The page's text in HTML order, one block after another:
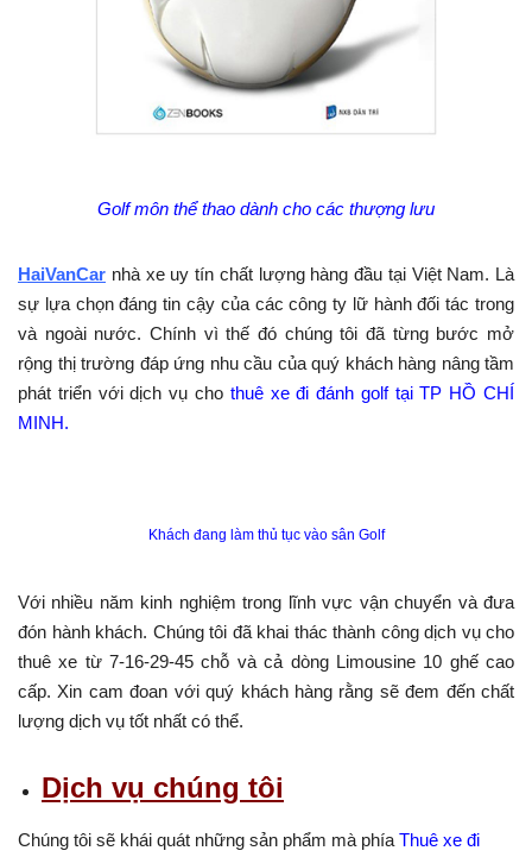
Golf môn thể thao dành cho các thượng lưu
HaiVanCar nhà xe uy tín chất lượng hàng đầu tại Việt Nam. Là
sự lựa chọn đáng tin cậy của các công ty lữ hành đối tác trong
và ngoài nước. Chính vì thế đó chúng tôi đã từng bước mở
rộng thị trường đáp ứng nhu cầu của quý khách hàng nâng tầm
phát triển với dịch vụ chothuê xe đi đánh golf tại TP HỒ CHÍ
MINH.
Khách đang làm thủ tục vào sân Golf
Với nhiều năm kinh nghiệm trong lĩnh vực vận chuyển và đưa
đón hành khách. Chúng tôi đã khai thác thành công dịch vụ cho
thuê xe từ 7-16-29-45 chỗ và cả dòng Limousine 10 ghế cao
cấp. Xin cam đoan với quý khách hàng rằng sẽ đem đến chất
lượng dịch vụ tốt nhất có thể.
Dịch vụ chúng tôi
Chúng tôi sẽ khái quát những sản phẩm mà phíaThuê xe đi